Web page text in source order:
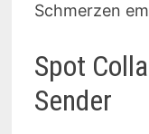
Schmerzen
Spot
Sender